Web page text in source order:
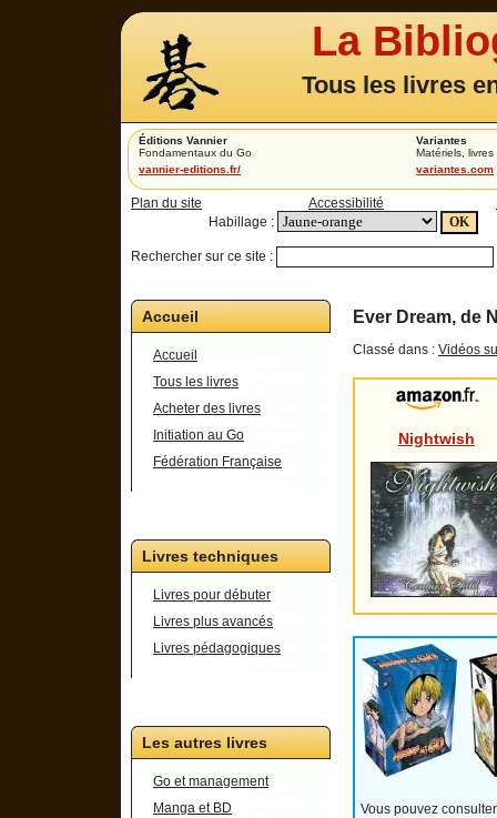
La
Tous les livres
Éditions Vannier
Fondamentaux du Go
vannier-editions.fr/
Variantes
Matériels,
variantes.com
Plan du site Accessibilité
Habillage :
Rechercher sur ce site :
Accueil
Accueil
Tous les livres
Acheter des livres
Initiation au Go
Fédération Française
Livres techniques
Livres pour débuter
Livres plus avancés
Livres pédagogiques
Les autres livres
Go et management
Manga et BD
Ever Dream, de
Classé dans : Vidéos
Nightwish
Vous pouvez